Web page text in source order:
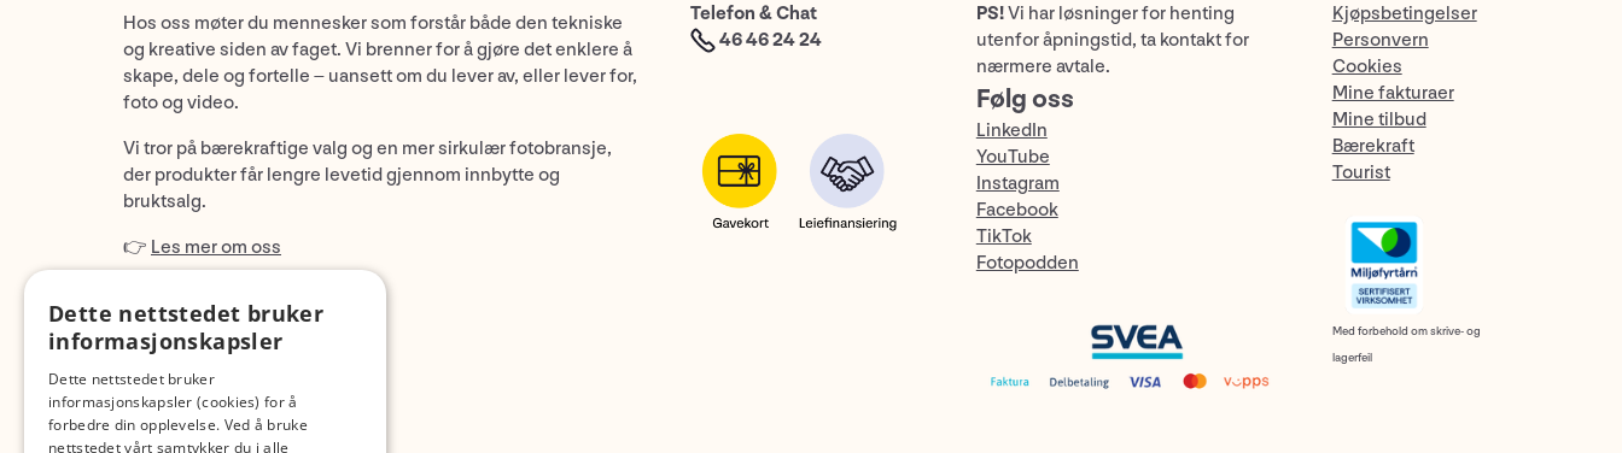
Hos oss møter du mennesker som forstår både den tekniske
og kreative siden av faget. Vi brenner for å gjøre det enklere å
skape, dele og fortelle – uansett om du lever av, eller lever for,
foto og video.
Vi tror på bærekraftige valg og en mer sirkulær fotobransje,
der produkter får lengre levetid gjennom innbytte og
bruktsalg.
👉 Les mer om oss
Telefon & Chat
46 46 24 24
PS!Vi har løsninger for henting
utenfor åpningstid, ta kontakt for
nærmere avtale.
Følg oss
LinkedIn
YouTube
Instagram
Facebook
TikTok
Fotopodden
Kjøpsbetingelser
Personvern
Cookies
Mine fakturaer
Mine tilbud
Bærekraft
Tourist
Med forbehold om skrive- og
lagerfeil
Dette nettstedet bruker
informasjonskapsler
Dette nettstedet bruker
informasjonskapsler (cookies) for å
forbedre din opplevelse. Ved å bruke
nettstedet vårt samtykker du i alle